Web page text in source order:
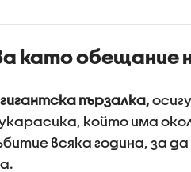
досега
като обещание
пързалка,
който има
всяка година, за